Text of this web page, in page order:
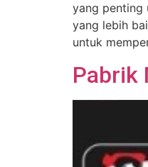
yang penting
yang lebih
untuk
Pabrik